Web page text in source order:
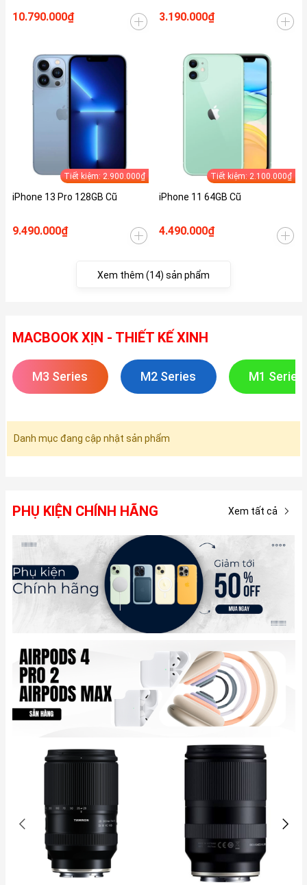
10.790.000₫ 3.190.000₫
Tiết kiệm: 2.900.000₫
iPhone 13 Pro 128GB Cũ
9.490.000₫
Tiết kiệm: 2.100.000₫
iPhone 11 64GB Cũ
4.490.000₫
Xem thêm (14) sản phẩm
MACBOOK XỊN - THIẾT KẾ XINH
M3 Series M2 Series M1 Series
Danh mục đang cập nhật sản phẩm
PHỤ KIỆN CHÍNH HÃNG Xem tất cả